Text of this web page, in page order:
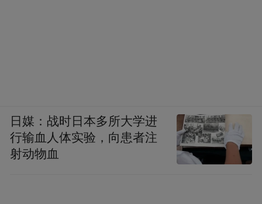
日媒：战时日本多所大学进
行输血人体实验，向患者注
射动物血